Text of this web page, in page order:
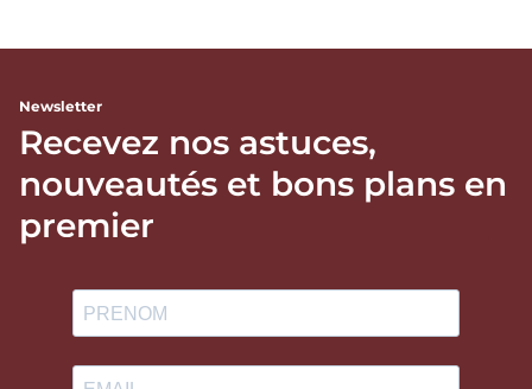
Newsletter
Recevez nos astuces,
nouveautés et bons plans en
premier